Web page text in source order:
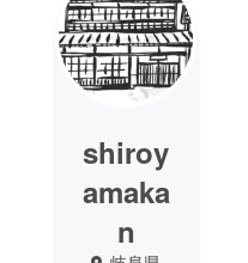
shiroy
amaka
n